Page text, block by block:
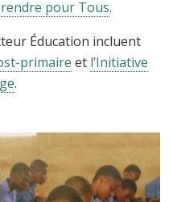
pour Tous.
Éducation incluent
primaire et l’Initiative
.